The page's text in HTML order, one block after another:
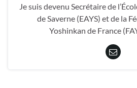
Je suis devenu Secrétaire de
de Saverne (EAYS) et de la
Yoshinkan de France